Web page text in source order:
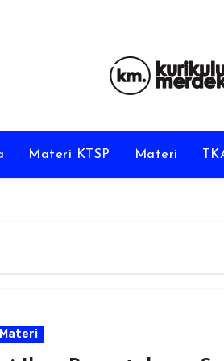
Materi KTSP Materi
Materi